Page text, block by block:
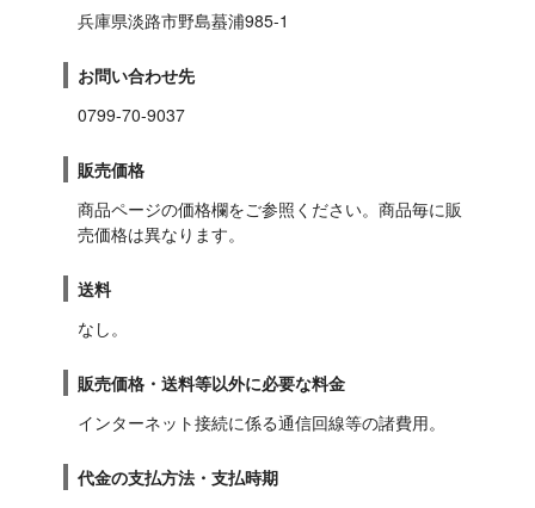
兵庫県淡路市野島蟇浦985-1
お問い合わせ先
0799-70-9037
販売価格
商品ページの価格欄をご参照ください。商品毎に販
売価格は異なります。
送料
なし。
販売価格・送料等以外に必要な料金
インターネット接続に係る通信回線等の諸費用。
代金の支払方法・支払時期